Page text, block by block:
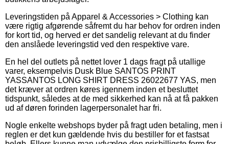
Leveringstiden på Apparel & Accessories > Clothing kan
være rigtig afgørende såfremt du har behov for ordren inden
for kort tid, og herved er det sandelig relevant at du finder
den anslåede leveringstid ved den respektive vare.
En hel del outlets på nettet lover 1 dags fragt på utallige
varer, eksempelvis Dusk Blue SANTOS PRINT
YASSANTOS LONG SHIRT DRESS 26022677 YAS, men
det kræver at ordren køres igennem inden et besluttet
tidspunkt, således at de med sikkerhed kan nå at få pakken
ud af døren forinden lagerpersonalet har fri.
Nogle enkelte webshops byder på fragt uden betaling, men i
reglen er det kun gældende hvis du bestiller for et fastsat